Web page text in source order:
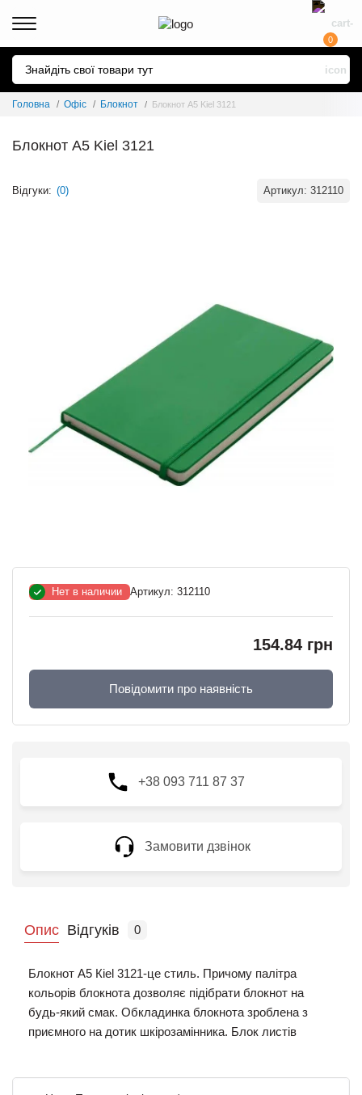
0
Головна Офіс Блокнот Блокнот A5 Kiel 3121
Блокнот A5 Kiel 3121
Відгуки: (0) Артикул: 312110
Нет в наличии Артикул: 312110
154.84 грн
Повідомити про наявність
+38 093 711 87 37
Замовити дзвінок
Опис Відгуків 0
Блокнот А5 Кiel 3121-це стиль. Причому палітра
кольорів блокнота дозволяє підібрати блокнот на
будь-який смак. Обкладинка блокнота зроблена з
приємного на дотик шкірозамінника. Блок листів